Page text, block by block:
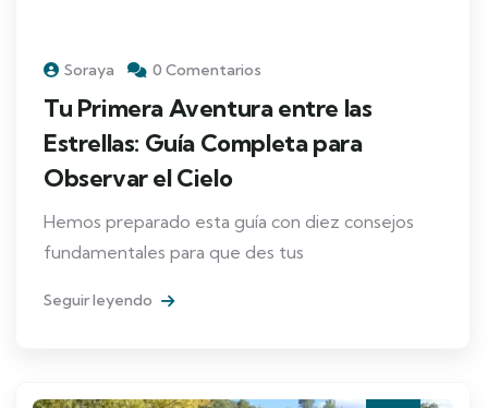
Soraya 0 Comentarios
Tu Primera Aventura entre las
Estrellas: Guía Completa para
Observar el Cielo
Hemos preparado esta guía con diez consejos
fundamentales para que des tus
Seguir leyendo